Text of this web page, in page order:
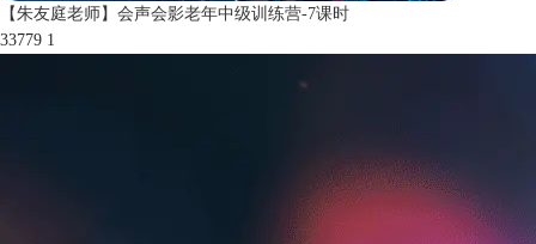
【朱友庭老师】会声会影老年中级训练营-7课时
33779 1